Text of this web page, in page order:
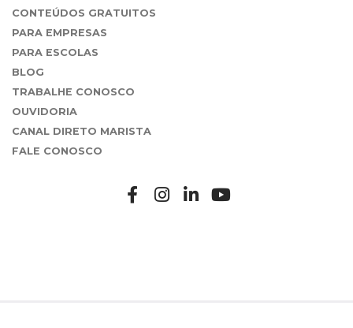
CONTEÚDOS GRATUITOS
PARA EMPRESAS
PARA ESCOLAS
BLOG
TRABALHE CONOSCO
OUVIDORIA
CANAL DIRETO MARISTA
FALE CONOSCO